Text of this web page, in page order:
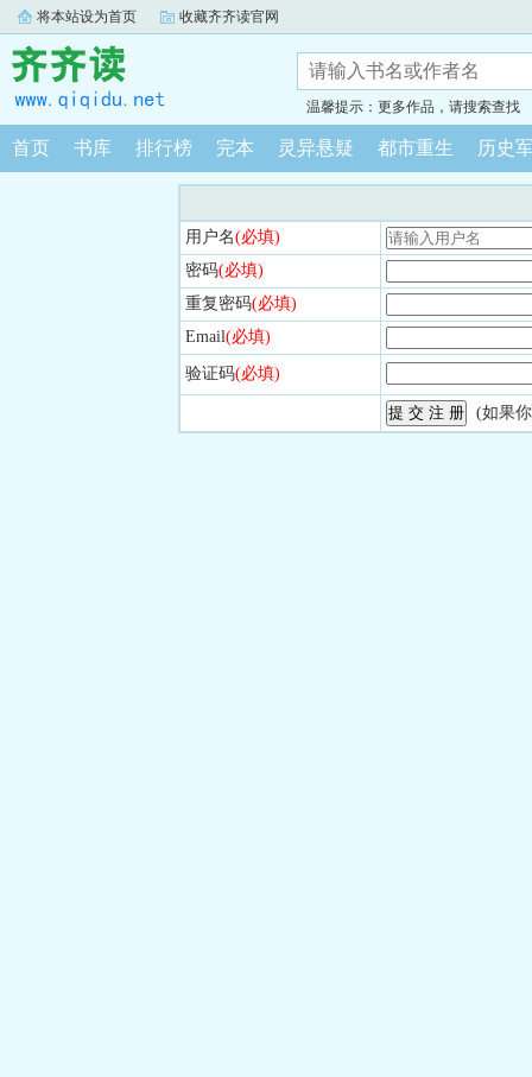
将本站设为首页 收藏齐齐读官网
温馨提示：更多作品，请搜索查找
首页 书库 排行榜 完本 灵异悬疑 都市重生 历史
用户名(必填)
密码(必填)
重复密码(必填)
Email(必填)
验证码(必填)
(如果